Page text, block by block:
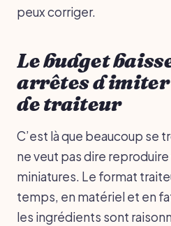
peux corriger.
Le budget
arrêtes d imiter
de traiteur
C’est là que beaucoup se
ne veut pas dire
miniatures. Le format
temps, en matériel et en
les ingrédients sont